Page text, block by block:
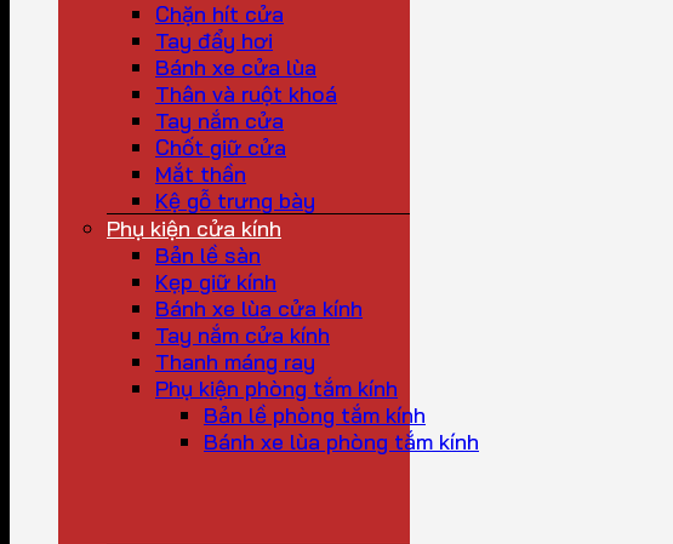
Chặn hít cửa
Tay đẩy hơi
Bánh xe cửa lùa
Thân và ruột khoá
Tay nắm cửa
Chốt giữ cửa
Mắt thần
Kệ gỗ trưng bày
Phụ kiện cửa kính
Bản lề sàn
Kẹp giữ kính
Bánh xe lùa cửa kính
Tay nắm cửa kính
Thanh máng ray
Phụ kiện phòng tắm kính
Bản lề phòng tắm kính
Bánh xe lùa phòng tắm kính